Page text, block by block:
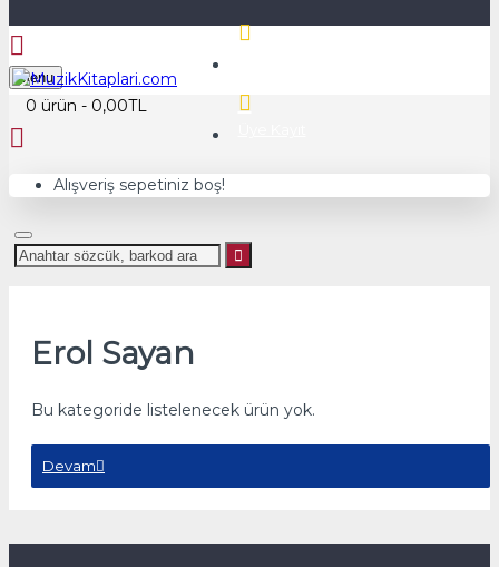
Menu
0 ürün - 0,00TL
Alışveriş sepetiniz boş!
Erol Sayan
Bu kategoride listelenecek ürün yok.
Devam